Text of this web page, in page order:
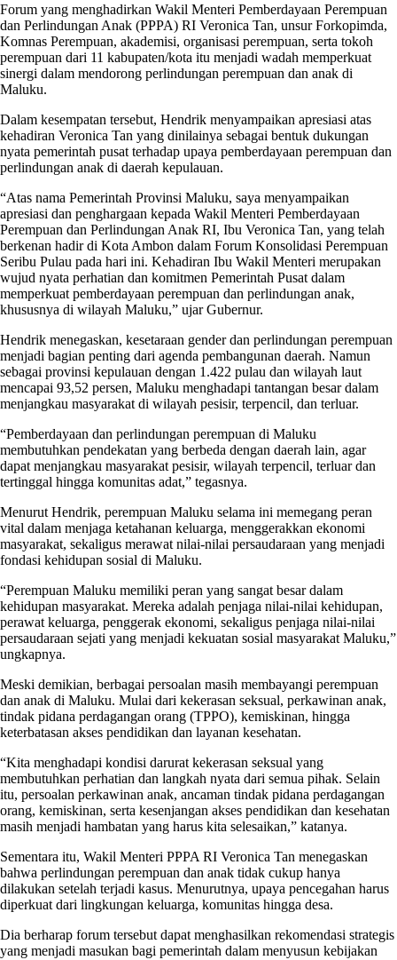
Forum yang menghadirkan Wakil Menteri Pemberdayaan Perempuan
dan Perlindungan Anak (PPPA) RI Veronica Tan, unsur Forkopimda,
Komnas Perempuan, akademisi, organisasi perempuan, serta tokoh
perempuan dari 11 kabupaten/kota itu menjadi wadah memperkuat
sinergi dalam mendorong perlindungan perempuan dan anak di
Maluku.
Dalam kesempatan tersebut, Hendrik menyampaikan apresiasi atas
kehadiran Veronica Tan yang dinilainya sebagai bentuk dukungan
nyata pemerintah pusat terhadap upaya pemberdayaan perempuan dan
perlindungan anak di daerah kepulauan.
“Atas nama Pemerintah Provinsi Maluku, saya menyampaikan
apresiasi dan penghargaan kepada Wakil Menteri Pemberdayaan
Perempuan dan Perlindungan Anak RI, Ibu Veronica Tan, yang telah
berkenan hadir di Kota Ambon dalam Forum Konsolidasi Perempuan
Seribu Pulau pada hari ini. Kehadiran Ibu Wakil Menteri merupakan
wujud nyata perhatian dan komitmen Pemerintah Pusat dalam
memperkuat pemberdayaan perempuan dan perlindungan anak,
khususnya di wilayah Maluku,” ujar Gubernur.
Hendrik menegaskan, kesetaraan gender dan perlindungan perempuan
menjadi bagian penting dari agenda pembangunan daerah. Namun
sebagai provinsi kepulauan dengan 1.422 pulau dan wilayah laut
mencapai 93,52 persen, Maluku menghadapi tantangan besar dalam
menjangkau masyarakat di wilayah pesisir, terpencil, dan terluar.
“Pemberdayaan dan perlindungan perempuan di Maluku
membutuhkan pendekatan yang berbeda dengan daerah lain, agar
dapat menjangkau masyarakat pesisir, wilayah terpencil, terluar dan
tertinggal hingga komunitas adat,” tegasnya.
Menurut Hendrik, perempuan Maluku selama ini memegang peran
vital dalam menjaga ketahanan keluarga, menggerakkan ekonomi
masyarakat, sekaligus merawat nilai-nilai persaudaraan yang menjadi
fondasi kehidupan sosial di Maluku.
“Perempuan Maluku memiliki peran yang sangat besar dalam
kehidupan masyarakat. Mereka adalah penjaga nilai-nilai kehidupan,
perawat keluarga, penggerak ekonomi, sekaligus penjaga nilai-nilai
persaudaraan sejati yang menjadi kekuatan sosial masyarakat Maluku,”
ungkapnya.
Meski demikian, berbagai persoalan masih membayangi perempuan
dan anak di Maluku. Mulai dari kekerasan seksual, perkawinan anak,
tindak pidana perdagangan orang (TPPO), kemiskinan, hingga
keterbatasan akses pendidikan dan layanan kesehatan.
“Kita menghadapi kondisi darurat kekerasan seksual yang
membutuhkan perhatian dan langkah nyata dari semua pihak. Selain
itu, persoalan perkawinan anak, ancaman tindak pidana perdagangan
orang, kemiskinan, serta kesenjangan akses pendidikan dan kesehatan
masih menjadi hambatan yang harus kita selesaikan,” katanya.
Sementara itu, Wakil Menteri PPPA RI Veronica Tan menegaskan
bahwa perlindungan perempuan dan anak tidak cukup hanya
dilakukan setelah terjadi kasus. Menurutnya, upaya pencegahan harus
diperkuat dari lingkungan keluarga, komunitas hingga desa.
Dia berharap forum tersebut dapat menghasilkan rekomendasi strategis
yang menjadi masukan bagi pemerintah dalam menyusun kebijakan